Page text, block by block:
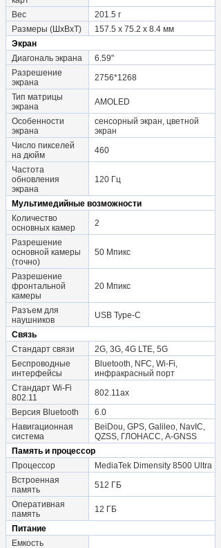
Вес
201.5 г
Размеры (ШxВxТ)
157.5 x 75.2 x 8.4 мм
Экран
Диагональ экрана
6.59"
Разрешение
экрана
2756*1268
Тип матрицы
экрана
AMOLED
Особенности
экрана
сенсорный экран, цветной
экран
Число пикселей
на дюйм
460
Частота
обновления
экрана
120 Гц
Мультимедийные возможности
Количество
основных камер
2
Разрешение
основной камеры
(точно)
50 Мпикс
Разрешение
фронтальной
камеры
20 Мпикс
Разъем для
наушников
USB Type-C
Связь
Стандарт связи
2G, 3G, 4G LTE, 5G
Беспроводные
интерфейсы
Bluetooth, NFC, Wi-Fi,
инфракрасный порт
Стандарт Wi-Fi
802.11
802.11ax
Версия Bluetooth
6.0
Навигационная
система
BeiDou, GPS, Galileo, NavIC,
QZSS, ГЛОНАСС, A-GNSS
Память и процессор
Процессор
MediaTek Dimensity 8500 Ultra
Встроенная
память
512 ГБ
Оперативная
память
12 ГБ
Питание
Емкость